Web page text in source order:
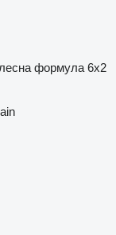
формула 6x2